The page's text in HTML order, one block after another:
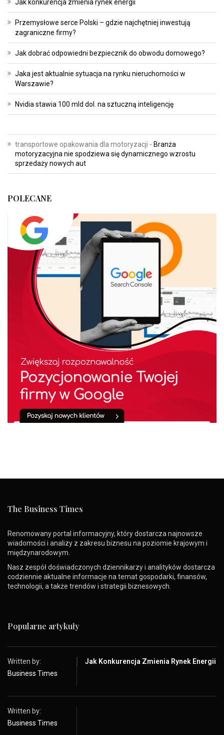
Jak konkurencja zmienia rynek energii
Przemysłowe serce Polski – gdzie najchętniej inwestują
zagraniczne firmy?
Jak dobrać odpowiedni bezpiecznik do obwodu domowego?
Jaka jest aktualnie sytuacja na rynku nieruchomości w
Warszawie?
Nvidia stawia 100 mld dol. na sztuczną inteligencję
transportowe opakowania dla motoryzacji - Branża
motoryzacyjna nie spodziewa się dynamicznego wzrostu
sprzedaży nowych aut
POLECANE
The Business Times
Renomowany portal informacyjny, który dostarcza najnowsze
wiadomości i analizy z zakresu biznesu na poziomie krajowym i
międzynarodowym.
Nasz zespół doświadczonych dziennikarzy i analityków dostarcza
codziennie aktualne informacje na temat gospodarki, finansów,
technologii, a także trendów i strategii biznesowych.
Popularne artykuły
Written by:
Business Times
Jak Konkurencja Zmienia Rynek Energii
Written by:
Business Times